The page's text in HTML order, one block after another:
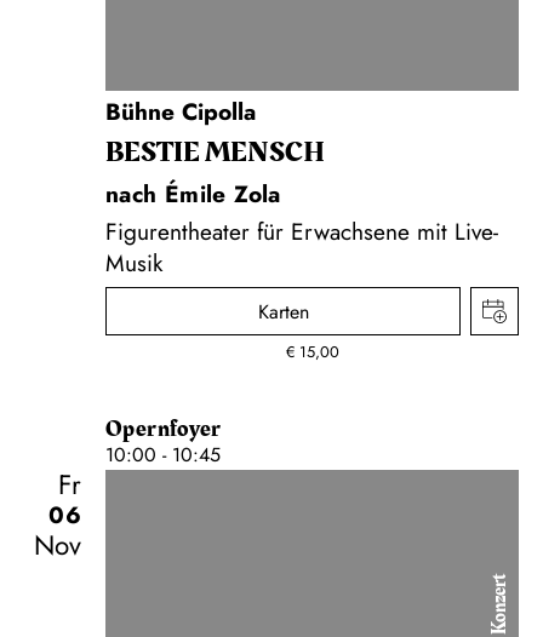
Bühne Cipolla
BESTIE MENSCH
nach Émile Zola
Figurentheater für Erwachsene mit Live-
Musik
Karten
€ 15,00
Opernfoyer
10:00 - 10:45
Fr
06
Nov
Konzert